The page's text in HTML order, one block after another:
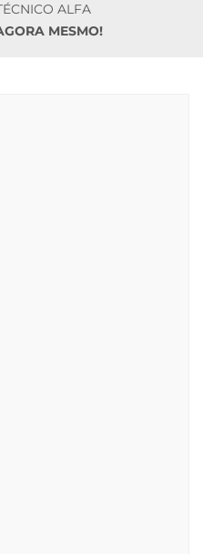
ALFA
MESMO!